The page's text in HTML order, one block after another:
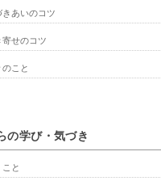
きあいのコツ
寄せのコツ
のこと
の学び・気づき
こと